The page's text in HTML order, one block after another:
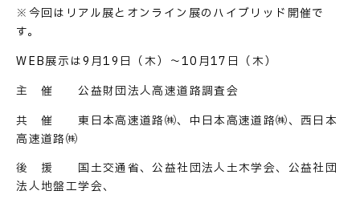
※今回はリアル展とオンライン展のハイブリッド開催で
す。
WEB展示は9月19日（木）～10月17日（木）
主 催 公益財団法人高速道路調査会
共 催 東日本高速道路㈱、中日本高速道路㈱、西日本
高速道路㈱
後 援 国土交通省、公益社団法人土木学会、公益社団
法人地盤工学会、